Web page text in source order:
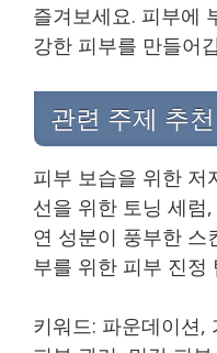
즐겨보세요. 피부에
강한 피부를 만들어
관련 주제 추천
피부 보습을 위한 저
선을 위한 토닝 세럼
연 성분이 풍부한 스
부를 위한 피부 진정
키워드: 파운데이션,